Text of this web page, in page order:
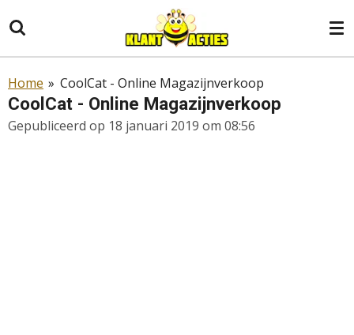
direct
naar
hoofdinhoud
Home » CoolCat - Online Magazijnverkoop
CoolCat - Online Magazijnverkoop
Gepubliceerd op 18 januari 2019 om 08:56